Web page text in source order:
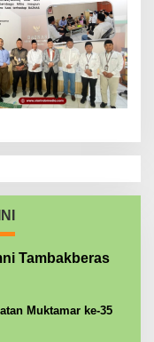
Tambakberas
Muktamar ke-35